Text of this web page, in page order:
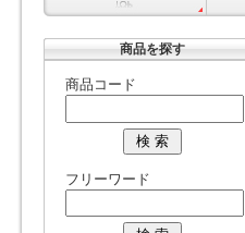
商品を探す
商品コード
フリーワード